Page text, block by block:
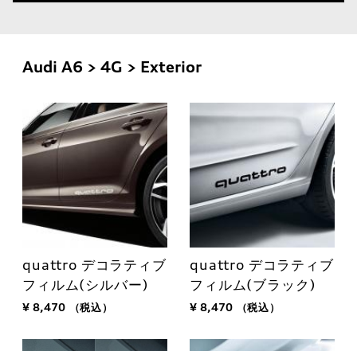
Audi A6 > 4G > Exterior
quattro デコラティブ
フィルム(シルバー)
¥ 8,470 （税込）
quattro デコラティブ
フィルム(ブラック)
¥ 8,470 （税込）